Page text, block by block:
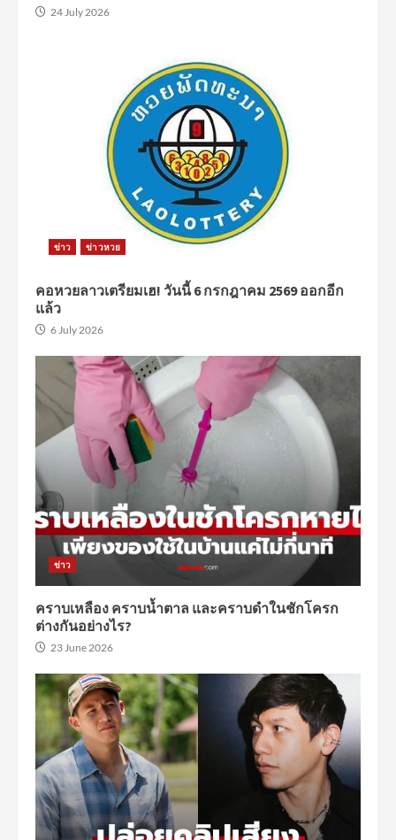
24 July 2026
ข่าว ข่าวหวย
คอหวยลาวเตรียมเฮ! วันนี้ 6 กรกฎาคม 2569 ออกอีก
แล้ว
6 July 2026
ข่าว
คราบเหลือง คราบน้ำตาล และคราบดำในชักโครก
ต่างกันอย่างไร?
23 June 2026